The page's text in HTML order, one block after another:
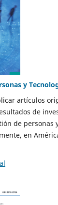
y
artículos
de
de personas
en